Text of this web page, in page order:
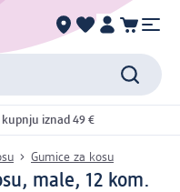
iznad 49 €
Gumice za kosu
male, 12 kom.